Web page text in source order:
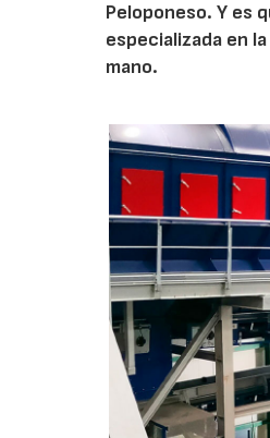
Peloponeso. Y es
especializada en
mano.